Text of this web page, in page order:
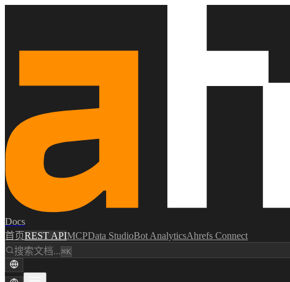
Docs
首页REST APIMCPData StudioBot AnalyticsAhrefs Connect
搜索文档...⌘K